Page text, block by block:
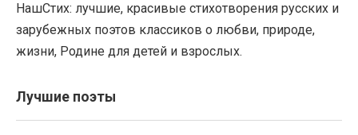
НашСтих: лучшие, красивые стихотворения русских и
зарубежных поэтов классиков о любви, природе,
жизни, Родине для детей и взрослых.
Лучшие поэты